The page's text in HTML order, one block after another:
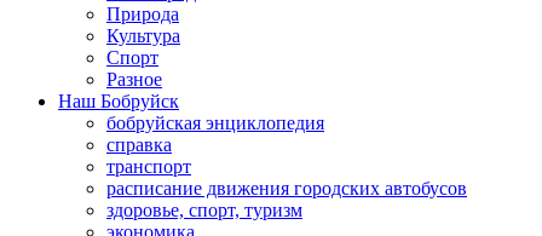
Природа
Культура
Спорт
Разное
Наш Бобруйск
бобруйская энциклопедия
справка
транспорт
расписание движения городских автобусов
здоровье, спорт, туризм
экономика